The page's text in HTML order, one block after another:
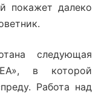
покажет далеко
следующая
в которой
Работа над